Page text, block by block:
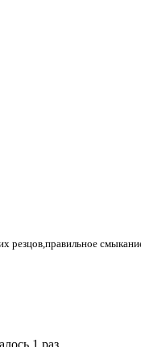
1 раз